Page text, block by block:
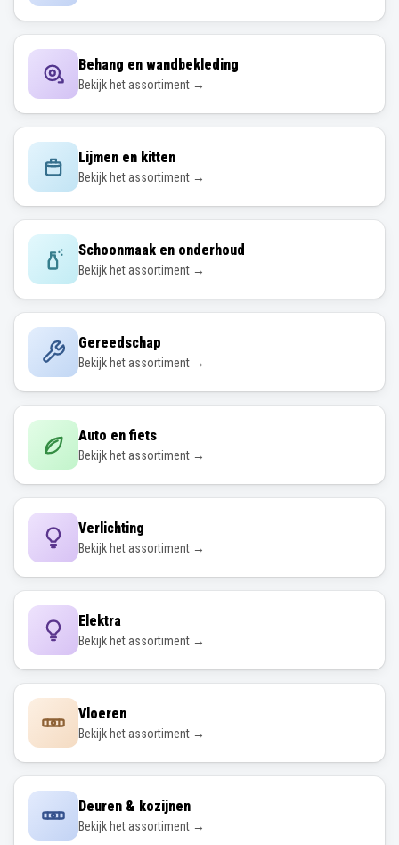
Behang en wandbekleding
Bekijk het assortiment →
Lijmen en kitten
Bekijk het assortiment →
Schoonmaak en onderhoud
Bekijk het assortiment →
Gereedschap
Bekijk het assortiment →
Auto en fiets
Bekijk het assortiment →
Verlichting
Bekijk het assortiment →
Elektra
Bekijk het assortiment →
Vloeren
Bekijk het assortiment →
Deuren & kozijnen
Bekijk het assortiment →